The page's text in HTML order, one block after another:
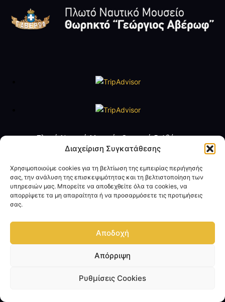
Διαχείριση Συγκατάθεσης
Χρησιμοποιούμε cookies για τη βελτίωση της εμπειρίας περιήγησής
σας, την ανάλυση της επισκεψιμότητας και τη βελτιστοποίηση των
υπηρεσιών μας. Μπορείτε να αποδεχθείτε όλα τα cookies, να
απορρίψετε τα μη απαραίτητα ή να προσαρμόσετε τις προτιμήσεις
σας.
Αποδοχή
Απόρριψη
Ρυθμίσεις Cookies
Πλωτό Ναυτικό Μουσείο Θωρηκτό Γ. Αβέρωφ
Τηλ. +30 2109888211
Ωράριο Λειτουργίας
Τρίτη έως Παρασκευή: 09:00 - 14:00
Σάββατο και Κυριακή: 10:00 - 17:00
Πολιτική Προσωπικών Δεδομένων
Επικοινωνία
© Copyright 2024 - Επίσημη Ιστοσελίδα Θωρηκτό Γ. Αβέρωφ - Πλωτό
Κατασκευή Ιστοσελίδας ΓΕΝ/ΔΕΔΗΣ Τμήμα Διαδικτύου - Με την επιφύλαξη